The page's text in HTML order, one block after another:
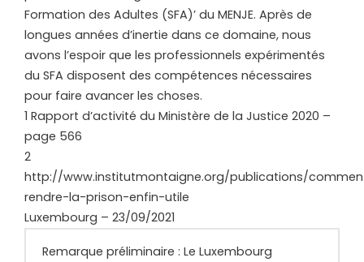
Formation des Adultes (SFA)’ du MENJE. Après de
longues années d’inertie dans ce domaine, nous
avons l’espoir que les professionnels expérimentés
du SFA disposent des compétences nécessaires
pour faire avancer les choses.
1 Rapport d’activité du Ministère de la Justice 2020 –
page 566
2
http://www.institutmontaigne.org/publications/
rendre-la-prison-enfin-utile
Luxembourg – 23/09/2021
Remarque préliminaire : Le Luxembourg